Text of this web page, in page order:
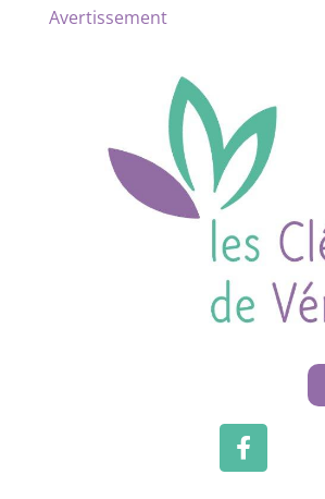
Avertissement